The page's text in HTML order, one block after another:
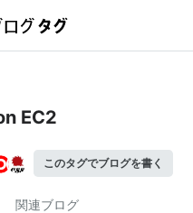
EC2
このタグでブログを書く
関連ブログ